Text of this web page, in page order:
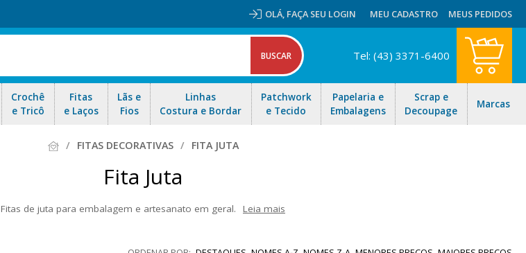
OLÁ, FAÇA SEU LOGIN MEU CADASTRO MEUS PEDIDOS
Crochê
e Tricô
Fitas
e Laços
Lãs e
Fios
Linhas
Costura e Bordar
Patchwork
e Tecido
Papelaria e
Embalagens
Scrap e
Decoupage
Marcas
Tel: (43) 3371-6400
FITAS DECORATIVAS FITA JUTA
Fita Juta
Fitas de juta para embalagem e artesanato em geral.
Leia mais